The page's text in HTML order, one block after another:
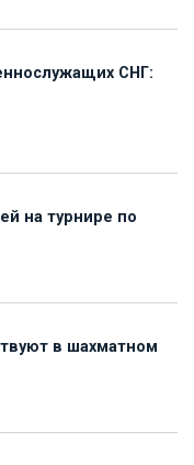
СНГ:
на турнире по
в шахматном